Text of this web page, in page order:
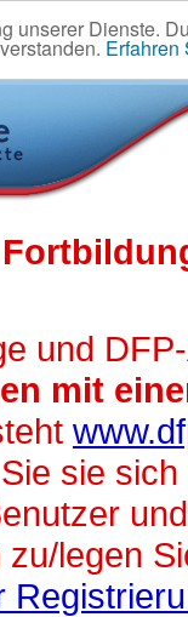
unserer Dienste.
Erfahren
und
mit
sie
legen